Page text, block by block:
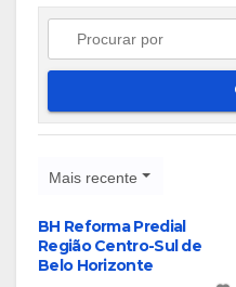
Mais recente
BH Reforma Predial
Região Centro-Sul de
Belo Horizonte